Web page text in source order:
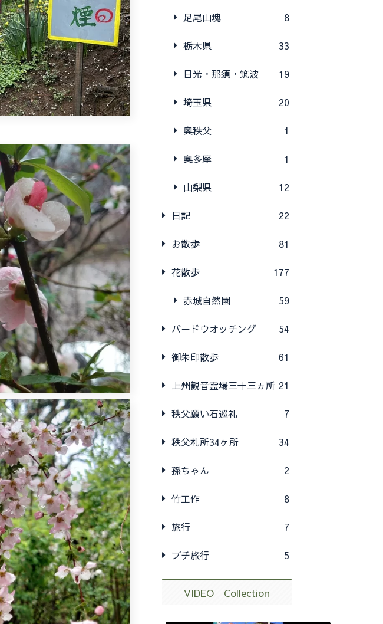
足尾山塊 8
栃木県 33
日光・那須・筑波 19
埼玉県 20
奥秩父 1
奥多摩 1
山梨県 12
日記 22
お散歩 81
花散歩 177
赤城自然園 59
バードウオッチング 54
御朱印散歩 61
上州観音霊場三十三ヵ所 21
秩父願い石巡礼 7
秩父札所34ヶ所 34
孫ちゃん 2
竹工作 8
旅行 7
プチ旅行 5
VIDEO Collection